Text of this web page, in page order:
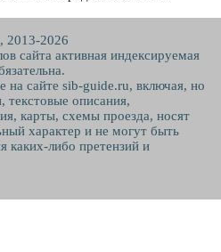
2013-2026
сайта активная индексируемая
сайте sib-guide.ru, включая, но
текстовые описания,
карты, схемы проезда, носят
характер и не могут быть
каких-либо претензий и